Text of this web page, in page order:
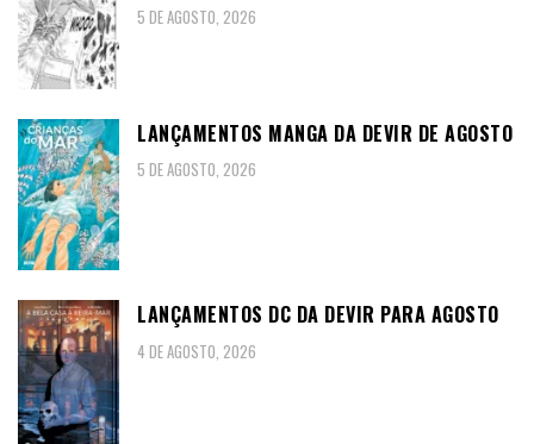
5 DE AGOSTO, 2026
LANÇAMENTOS MANGA DA DEVIR DE AGOSTO
5 DE AGOSTO, 2026
LANÇAMENTOS DC DA DEVIR PARA AGOSTO
4 DE AGOSTO, 2026